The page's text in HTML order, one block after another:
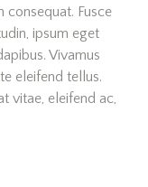
consequat. Fusce
ipsum eget
Vivamus
eleifend tellus.
vitae, eleifend ac,